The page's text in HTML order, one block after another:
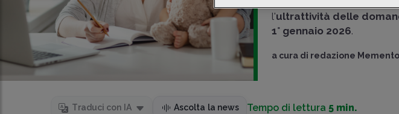
l'ultrattività delle
1° gennaio 2026.
a cura di redazione Memento
Traduci con IA Ascolta la news Tempo di lettura 5 min.